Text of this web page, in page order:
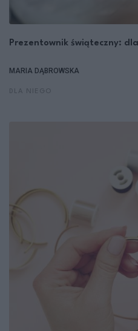
Prezentownik świąteczny:
MARIA DĄBROWSKA